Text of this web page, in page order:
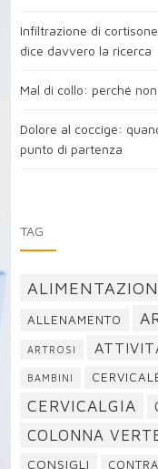
Infiltrazione di
dice davvero la ricerca
Mal di collo: perché
Dolore al coccige:
punto di partenza
TAG
ALLENAMENTO
ARTROSI
BAMBINI
CERVICALGIA
COLONNA
CONSIGLI